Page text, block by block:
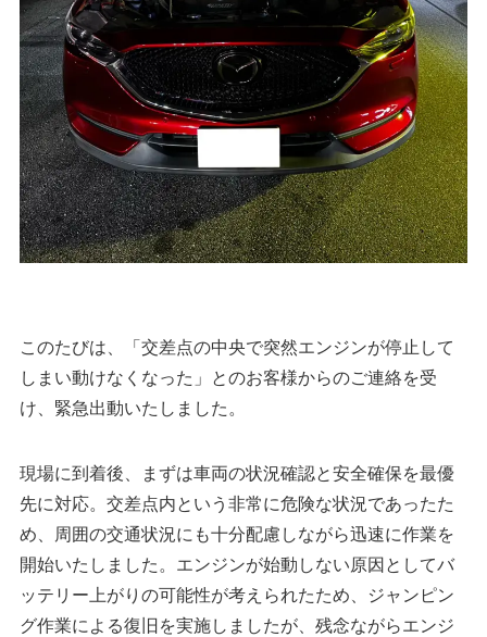
このたびは、「交差点の中央で突然エンジンが停止して
しまい動けなくなった」とのお客様からのご連絡を受
け、緊急出動いたしました。
現場に到着後、まずは車両の状況確認と安全確保を最優
先に対応。交差点内という非常に危険な状況であったた
め、周囲の交通状況にも十分配慮しながら迅速に作業を
開始いたしました。エンジンが始動しない原因としてバ
ッテリー上がりの可能性が考えられたため、ジャンピン
グ作業による復旧を実施しましたが、残念ながらエンジ